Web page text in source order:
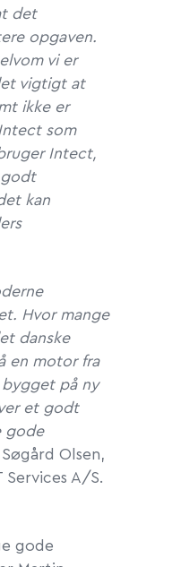
det
opgaven.
vi er
vigtigt at
ikke er
som
Intect,
kan
Hvor mange
danske
en motor fra
bygget på ny
et godt
gode
Olsen,
Services A/S.
gode